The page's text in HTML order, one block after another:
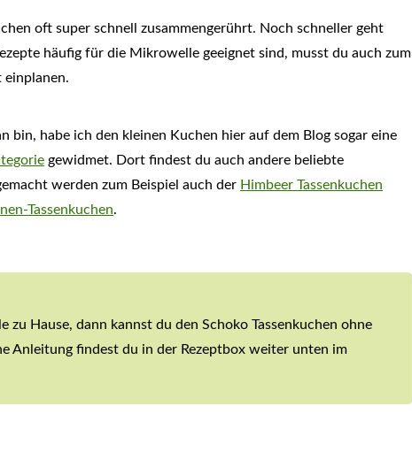
oft super schnell zusammengerührt. Noch schneller geht
häufig für die Mikrowelle geeignet sind, musst du auch zum
einplanen.
bin, habe ich den kleinen Kuchen hier auf dem Blog sogar eine
gewidmet. Dort findest du auch andere beliebte
werden zum Beispiel auch der Himbeer Tassenkuchen
Tassenkuchen.
zu Hause, dann kannst du den Schoko Tassenkuchen ohne
Anleitung findest du in der Rezeptbox weiter unten im